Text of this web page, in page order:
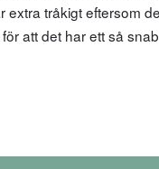
extra tråkigt eftersom
att det har ett så